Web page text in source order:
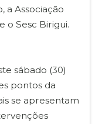
a Associação
o Sesc Birigui.
sábado (30)
pontos da
se apresentam